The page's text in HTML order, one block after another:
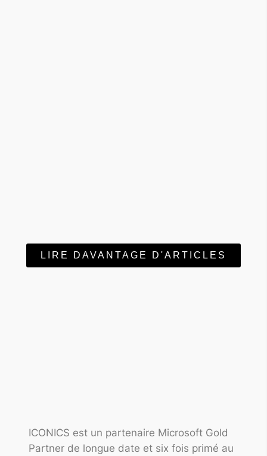
LIRE DAVANTAGE D'ARTICLES
ICONICS est un partenaire Microsoft Gold
Partner de longue date et six fois primé au